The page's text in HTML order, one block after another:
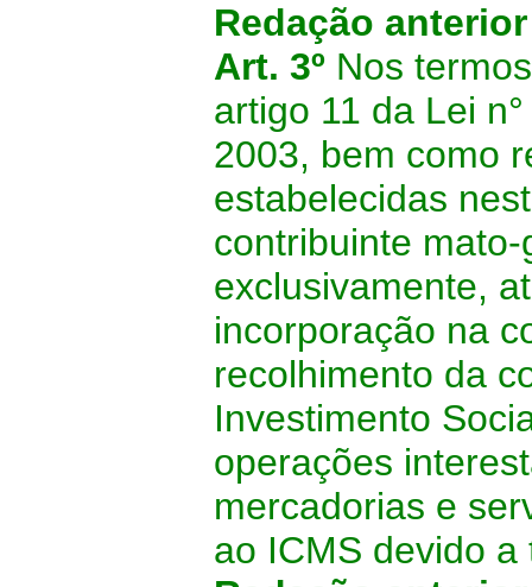
Redação
Art. 3º Nos
artigo 11 da Lei
2003, bem como
estabelecidas
contribuinte
exclusivamente,
incorporação na
recolhimento da
Investimento
operações
mercadorias e
ao ICMS devido